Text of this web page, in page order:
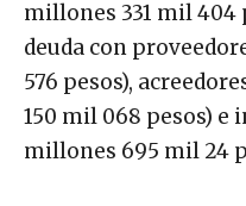
millones 331 mil 404
deuda con
576 pesos),
150 mil 068 pesos) e
millones 695 mil 24